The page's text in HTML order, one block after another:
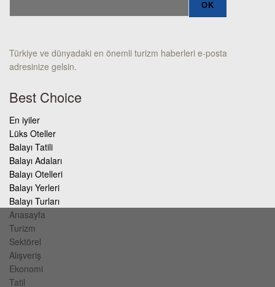
Türkiye ve dünyadaki en önemli turizm haberleri e-posta
adresinize gelsin.
Best Choice
En iyiler
Lüks Oteller
Balayı Tatili
Balayı Adaları
Balayı Otelleri
Balayı Yerleri
Balayı Turları
Anasayfa
Turizm
Sektörel
Alışveriş
Ekonomi
Tatil